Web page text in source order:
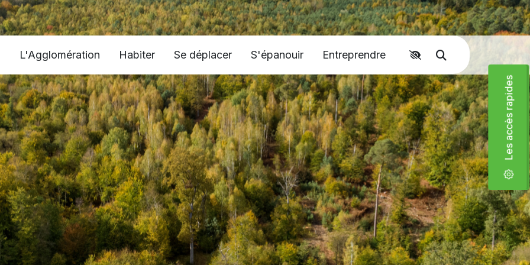
Moteur de
L'Agglomération Se déplacer S'épanouir Entreprendre
Les accès rapides
Accéder aux liens rapides